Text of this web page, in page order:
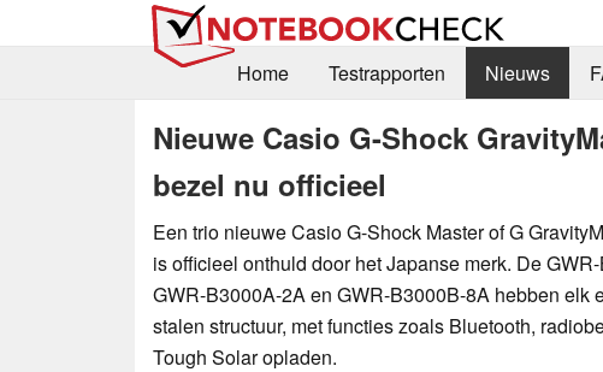
Home
Testrapporten Nieuws
Nieuwe Casio G-Shock
bezel nu officieel
Een trio nieuwe Casio G-Shock Master of G
is officieel onthuld door het Japanse merk. De
GWR-B3000A-2A en GWR-B3000B-8A hebben elk
stalen structuur, met functies zoals Bluetooth,
Tough Solar opladen.